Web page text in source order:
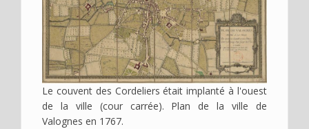
Le couvent des Cordeliers était implanté à l'ouest
de la ville (cour carrée). Plan de la ville de
Valognes en 1767.